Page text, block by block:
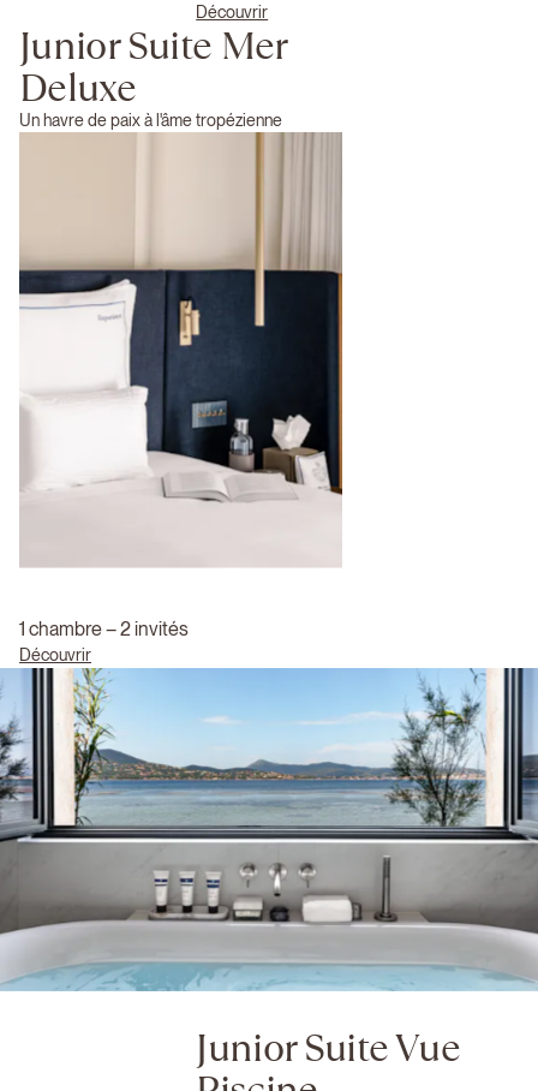
Découvrir
Junior Suite Mer
Deluxe
Un havre de paix à l'âme tropézienne
1 chambre – 2 invités
Découvrir
Junior Suite Vue